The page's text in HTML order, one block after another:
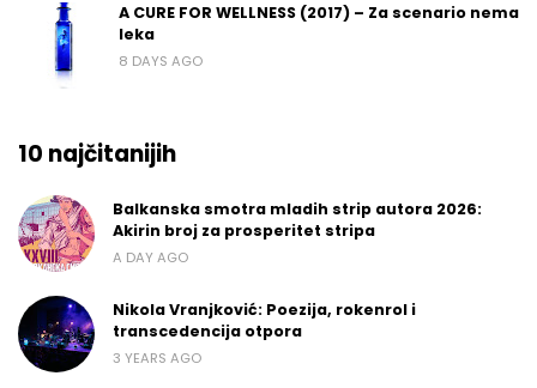
A CURE FOR WELLNESS (2017) – Za scenario nema
leka
8 DAYS AGO
10 najčitanijih
Balkanska smotra mladih strip autora 2026:
Akirin broj za prosperitet stripa
A DAY AGO
Nikola Vranjković: Poezija, rokenrol i
transcedencija otpora
3 YEARS AGO